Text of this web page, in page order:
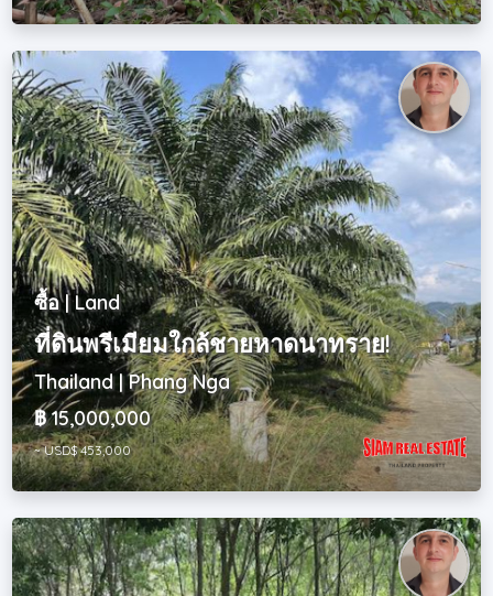
ซื้อ | Land
ที่ดินพรีเมียมใกล้ชายหาดนาทราย!
Thailand | Phang Nga
฿ 15,000,000
~ USD$ 453,000